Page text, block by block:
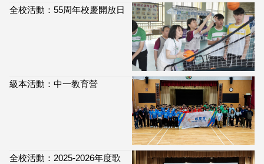
全校活動：55周年校慶開放日
級本活動：中一教育營
全校活動：2025-2026年度歌